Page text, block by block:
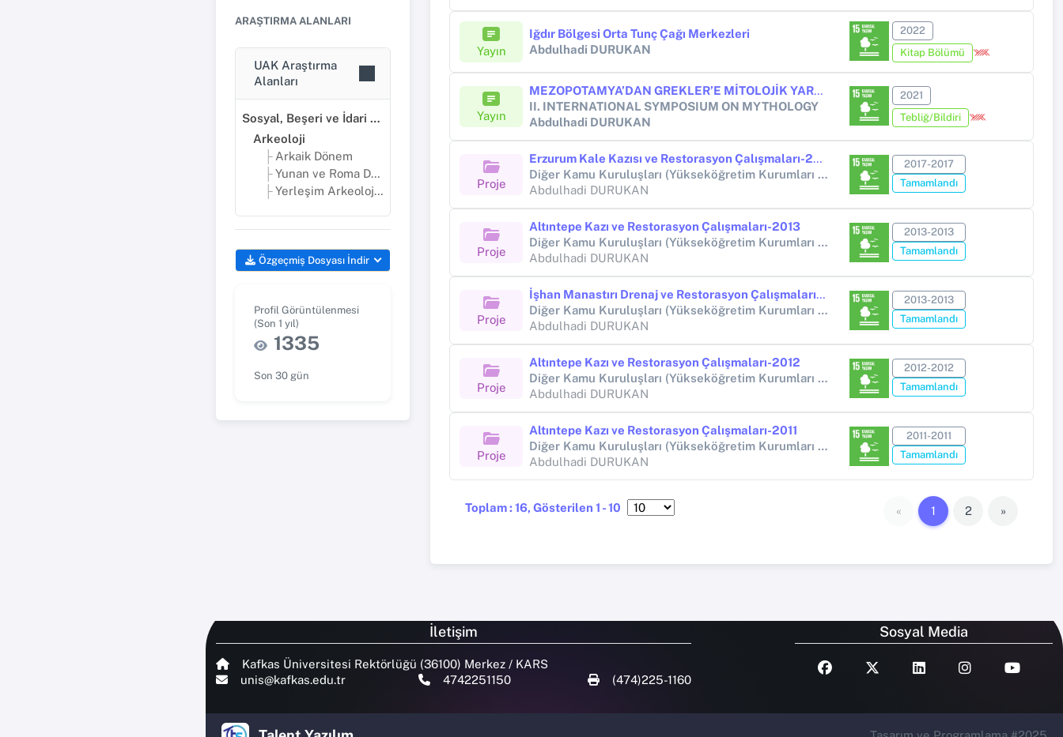
ARAŞTIRMA ALANLARI
UAK Araştırma
Alanları
Sosyal, Beşeri ve İdari Bilimler
Arkeoloji
Arkaik Dönem
Yunan ve Roma Dönemi
Yerleşim Arkeolojisi
Özgeçmiş Dosyası İndir
Profil Görüntülenmesi
(Son 1 yıl)
1335
Son 30 gün
Yayın
Iğdır Bölgesi Orta Tunç Çağı Merkezleri
Abdulhadi DURUKAN
2022
Kitap Bölümü
Yayın
MEZOPOTAMYA’DAN GREKLER’E MİTOLOJİK YARATIK KENTAUROS’UN BETİMSEL GELİŞİMİ
II. INTERNATIONAL SYMPOSIUM ON MYTHOLOGY
Abdulhadi DURUKAN
2021
Tebliğ/Bildiri
Proje
Erzurum Kale Kazısı ve Restorasyon Çalışmaları-2017
Diğer Kamu Kuruluşları (Yükseköğretim Kurumları Hariç) (Diğer kamu kuruluşları (Yükseköğretim Kurumları hariç))
Abdulhadi DURUKAN
2017-2017
Tamamlandı
Proje
Altıntepe Kazı ve Restorasyon Çalışmaları-2013
Diğer Kamu Kuruluşları (Yükseköğretim Kurumları Hariç) (Diğer kamu kuruluşları (Yükseköğretim Kurumları hariç))
Abdulhadi DURUKAN
2013-2013
Tamamlandı
Proje
İşhan Manastırı Drenaj ve Restorasyon Çalışmaları-2013
Diğer Kamu Kuruluşları (Yükseköğretim Kurumları Hariç) (Diğer kamu kuruluşları (Yükseköğretim Kurumları hariç))
Abdulhadi DURUKAN
2013-2013
Tamamlandı
Proje
Altıntepe Kazı ve Restorasyon Çalışmaları-2012
Diğer Kamu Kuruluşları (Yükseköğretim Kurumları Hariç) (Diğer kamu kuruluşları (Yükseköğretim Kurumları hariç))
Abdulhadi DURUKAN
2012-2012
Tamamlandı
Proje
Altıntepe Kazı ve Restorasyon Çalışmaları-2011
Diğer Kamu Kuruluşları (Yükseköğretim Kurumları Hariç) (Diğer kamu kuruluşları (Yükseköğretim Kurumları hariç))
Abdulhadi DURUKAN
2011-2011
Tamamlandı
Toplam : 16, Gösterilen 1 - 10 « 1 2 »
İletişim
Kafkas Üniversitesi Rektörlüğü (36100) Merkez / KARS
unis@kafkas.edu.tr
4742251150 (474)225-1160
Sosyal Media